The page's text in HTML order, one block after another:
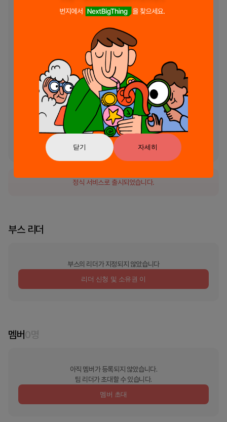
닫기 자세히
움을 줍니다. 시각적인 통찰력과 알림을 제공하여 여러분이 읽기 일정에
본문에 집중하는 공부를 하든, 성경 추적기는 여러분의 영적 여정에서 없
우리의 사명:
이해를 심화시키다: 드라마 성경 오디오와 안내된 읽기 계획은 성경을 더
풍부하고 매력적인 방식으로 이해할 수 있게 해줍니다.
공동체를 형성하다: 그룹 성경 읽기 계획을 통해 다른 사람들과 연결되어,
지원적인 공동체의 일원으로서 영적 성장을 증진합니다.
진행 상황을 추적하다: 성경 추적기는 여러분이 읽기 목표에 헌신하도록
보장하며, 하나님의 말씀을 읽는 데 있어 규율을 찾는 구조화된 경로를 제
정식 서비스로 출시되었습니다.
부스 리더
부스의 리더가 지정되지 않았습니다
리더 신청 및 소유권 이
멤버0명
아직 멤버가 등록되지 않았습니다.
팀 리더가 초대할 수 있습니다.
멤버 초대